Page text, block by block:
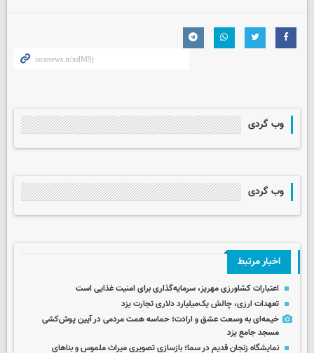
وب گردی
وب گردی
اخبار مرتبط
اعتبارات کشاورزی مهریز، سرمایه‌گذاری برای امنیت غذایی است
تعهدات ارزی، چالش یک‌میلیارد دلاری تجارت یزد
خیمه‌ای به وسعت عشق و ارادت؛ حماسه همت مردمی در آیین پوش‌کشی
مسجد جامع یزد
نمایشگاه زنجان قدیم در سما؛ بازسازی تصویری میراث ملموس و بناهای